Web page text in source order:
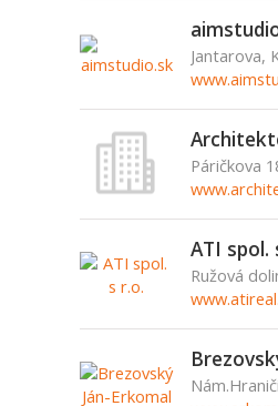
Jantarova,
Páričkova
ATI spol.
Ružová